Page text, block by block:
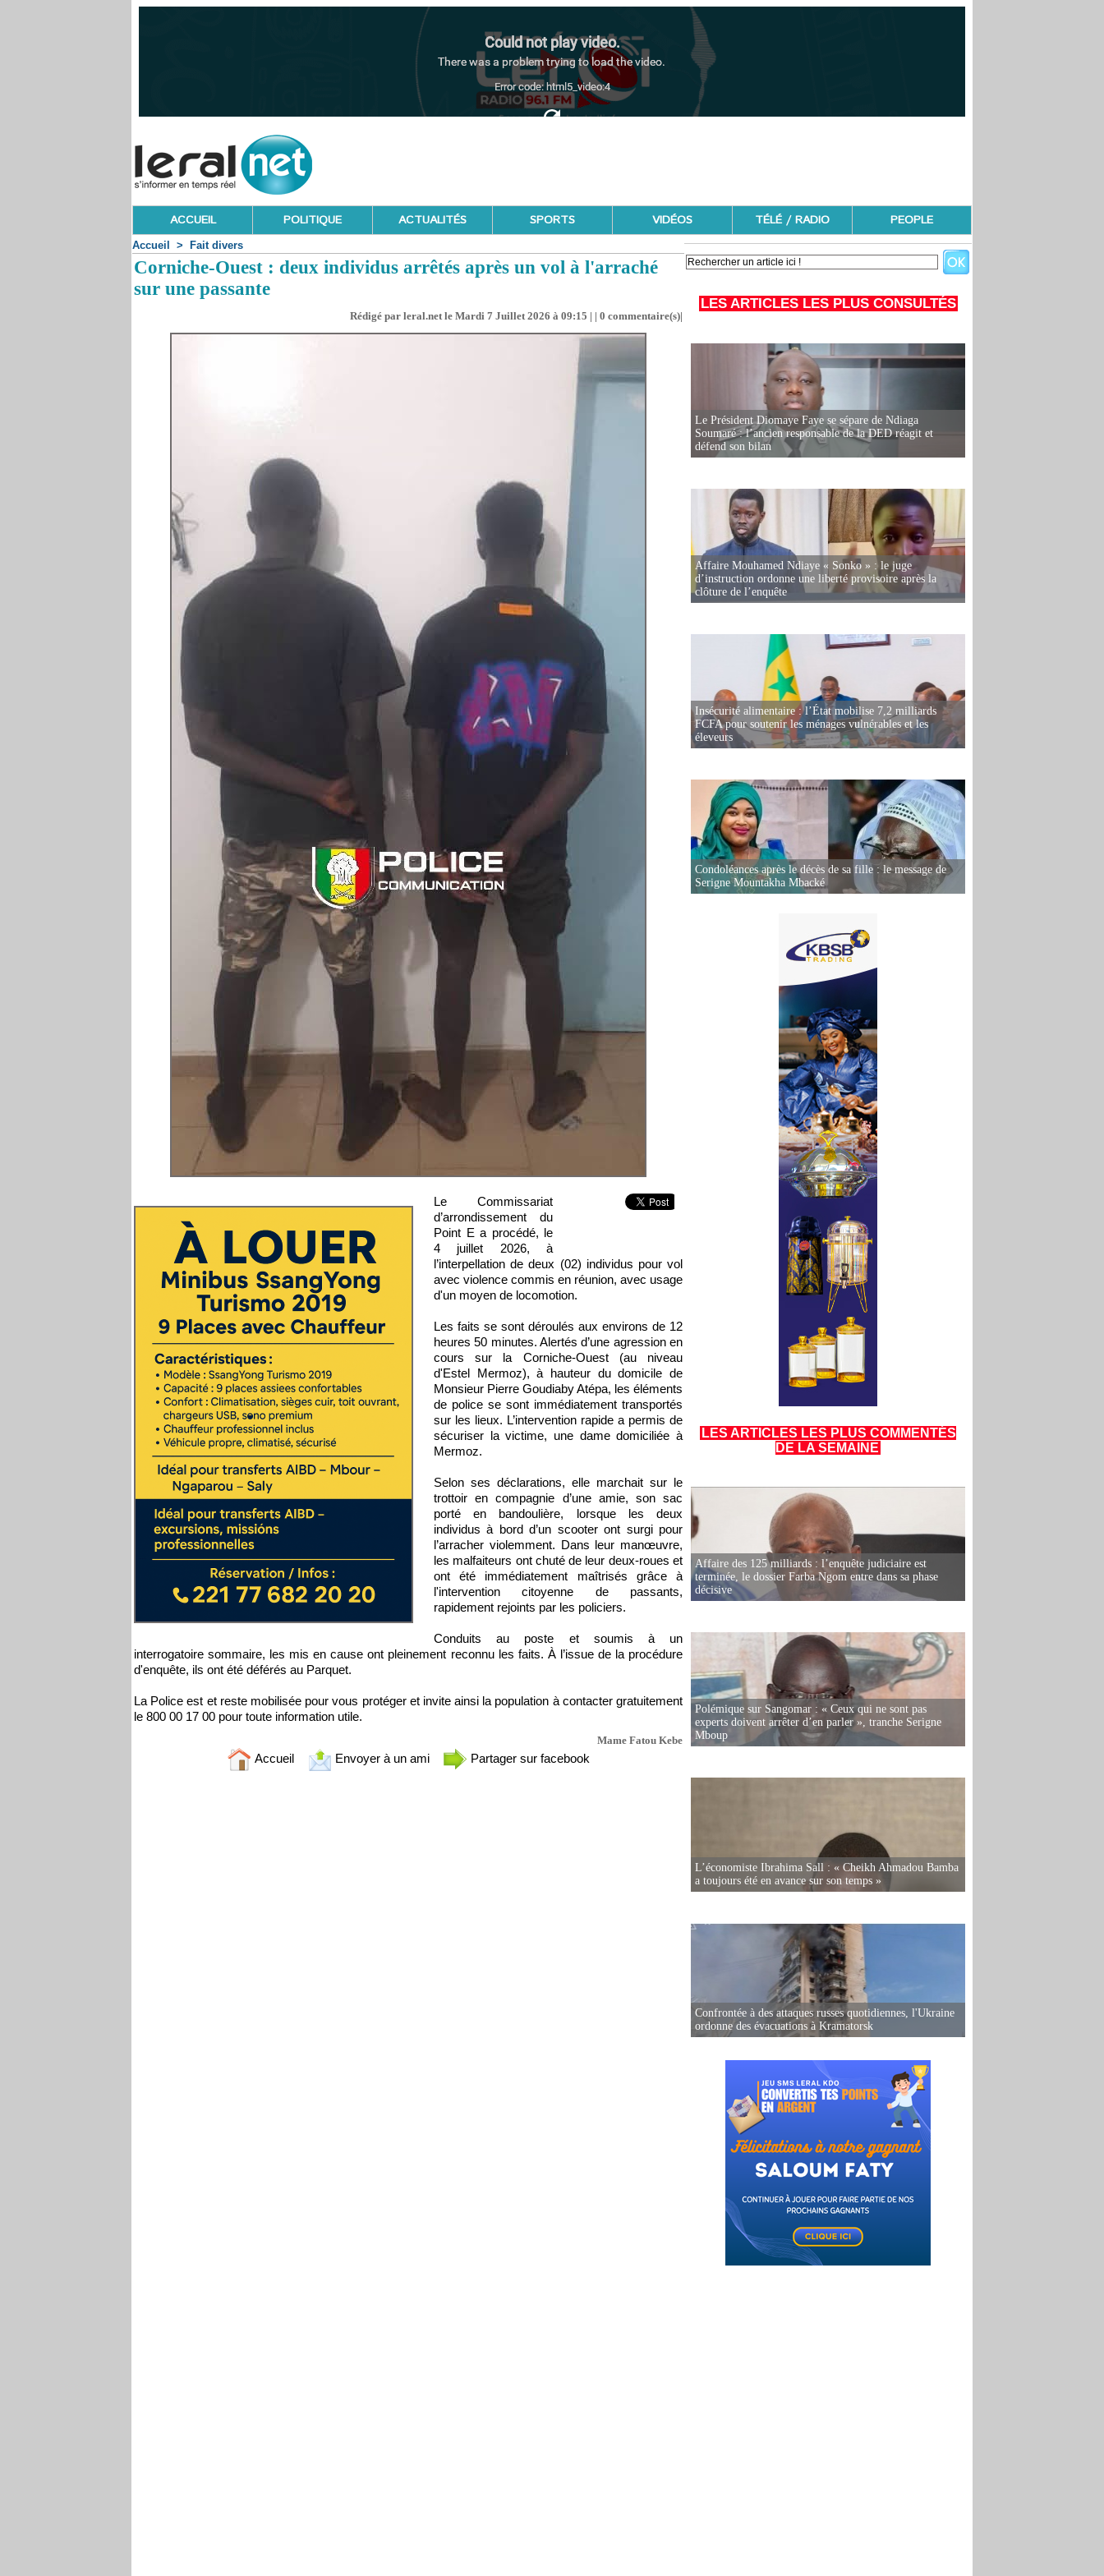
ACCUEIL POLITIQUE ACTUALITÉS SPORTS VIDÉOS TÉLÉ / RADIO PEOPLE
Accueil > Fait divers
Corniche-Ouest : deux individus arrêtés après un vol à l'arraché
sur une passante
Rédigé par leral.net le Mardi 7 Juillet 2026 à 09:15 | | 0 commentaire(s)|
Le Commissariat
d’arrondissement du
Point E a procédé, le
4 juillet 2026, à
l’interpellation de deux (02) individus pour vol
avec violence commis en réunion, avec usage
d'un moyen de locomotion.
Les faits se sont déroulés aux environs de 12
heures 50 minutes. Alertés d’une agression en
cours sur la Corniche-Ouest (au niveau
d'Estel Mermoz), à hauteur du domicile de
Monsieur Pierre Goudiaby Atépa, les éléments
de police se sont immédiatement transportés
sur les lieux. L’intervention rapide a permis de
sécuriser la victime, une dame domiciliée à
Mermoz.
Selon ses déclarations, elle marchait sur le
trottoir en compagnie d’une amie, son sac
porté en bandoulière, lorsque les deux
individus à bord d’un scooter ont surgi pour
l’arracher violemment. Dans leur manœuvre,
les malfaiteurs ont chuté de leur deux-roues et
ont été immédiatement maîtrisés grâce à
l'intervention citoyenne de passants,
rapidement rejoints par les policiers.
Conduits au poste et soumis à un
interrogatoire sommaire, les mis en cause ont pleinement reconnu les faits. À l’issue de la procédure
d'enquête, ils ont été déférés au Parquet.
La Police est et reste mobilisée pour vous protéger et invite ainsi la population à contacter gratuitement
le 800 00 17 00 pour toute information utile.
Mame Fatou Kebe
Accueil Envoyer à un ami Partager sur facebook
LES ARTICLES LES PLUS CONSULTÉS
Le Président Diomaye Faye se sépare de Ndiaga
Soumaré : l’ancien responsable de la DED réagit et
défend son bilan
Affaire Mouhamed Ndiaye « Sonko » : le juge
d’instruction ordonne une liberté provisoire après la
clôture de l’enquête
Insécurité alimentaire : l’État mobilise 7,2 milliards
FCFA pour soutenir les ménages vulnérables et les
éleveurs
Condoléances après le décès de sa fille : le message de
Serigne Mountakha Mbacké
LES ARTICLES LES PLUS COMMENTÉS
DE LA SEMAINE
Affaire des 125 milliards : l’enquête judiciaire est
terminée, le dossier Farba Ngom entre dans sa phase
décisive
Polémique sur Sangomar : « Ceux qui ne sont pas
experts doivent arrêter d’en parler », tranche Serigne
Mboup
L’économiste Ibrahima Sall : « Cheikh Ahmadou Bamba
a toujours été en avance sur son temps »
Confrontée à des attaques russes quotidiennes, l'Ukraine
ordonne des évacuations à Kramatorsk